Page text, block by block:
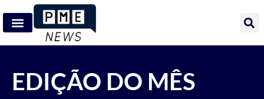
EDIÇÃO DO MÊS